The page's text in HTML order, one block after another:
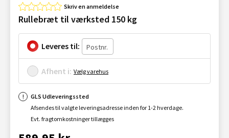
Skriv en anmeldelse
Rullebræt til værksted 150 kg
Leveres til:
Afhent i: Vælg varehus
GLS Udleveringssted
Afsendes til valgte leveringsadresse inden for 1-2 hverdage.
Evt. fragtomkostninger tillægges